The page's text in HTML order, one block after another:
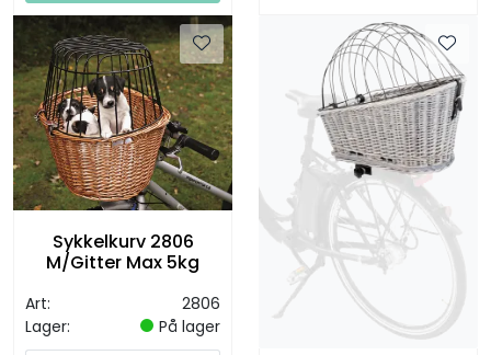
Sykkelkurv 2806
M/Gitter Max 5kg
Art:
2806
Lager:
På lager